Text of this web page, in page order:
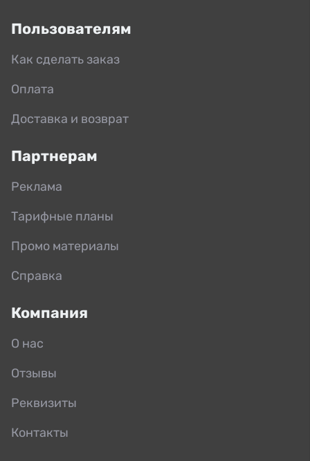
Пользователям
Как сделать заказ
Оплата
Доставка и возврат
Партнерам
Реклама
Тарифные планы
Промо материалы
Справка
Компания
О нас
Отзывы
Реквизиты
Контакты